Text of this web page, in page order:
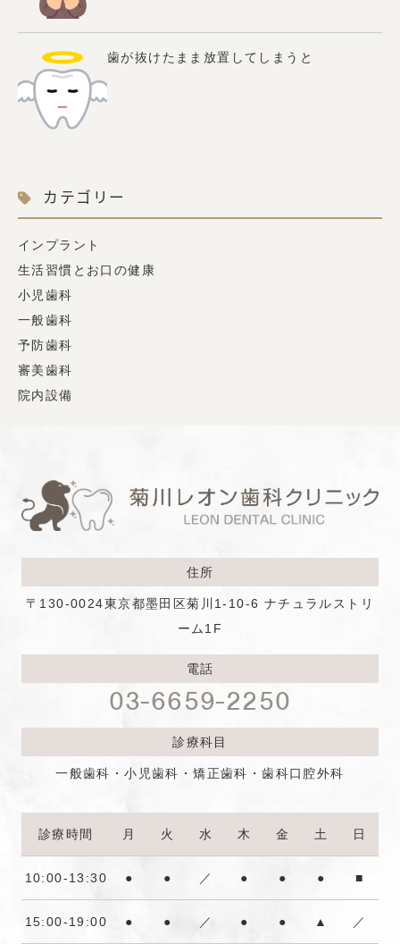
歯が抜けたまま放置してしまうと
カテゴリー
インプラント
生活習慣とお口の健康
小児歯科
一般歯科
予防歯科
審美歯科
院内設備
住所
〒130-0024東京都墨田区菊川1-10-6 ナチュラルストリ
ーム1F
電話
03-6659-2250
診療科目
一般歯科・小児歯科・矯正歯科・歯科口腔外科
診療時間 月 火 水 木 金 土 日
10:00-13:30 ● ● ／ ● ● ● ■
15:00-19:00 ● ● ／ ● ● ▲ ／